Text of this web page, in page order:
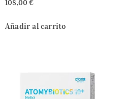
108,00€
Añadir al carrito